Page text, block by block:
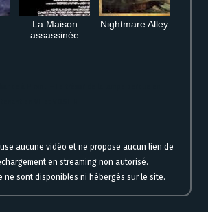
La Maison
assassinée
Nightmare Alley
aucune vidéo et ne propose aucun lien de
en streaming non autorisé.
ne sont disponibles ni hébergés sur le site.